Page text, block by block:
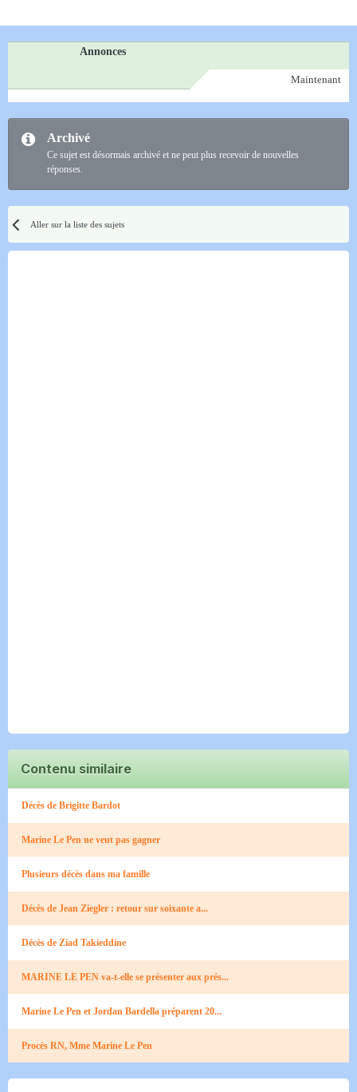
Annonces
Maintenant
Archivé
Ce sujet est désormais archivé et ne peut plus recevoir de nouvelles
réponses.
Aller sur la liste des sujets
Contenu similaire
Décès de Brigitte Bardot
Marine Le Pen ne veut pas gagner
Plusieurs décès dans ma famille
Décès de Jean Ziegler : retour sur soixante a...
Décès de Ziad Takieddine
MARINE LE PEN va-t-elle se présenter aux prés...
Marine Le Pen et Jordan Bardella préparent 20...
Procès RN, Mme Marine Le Pen